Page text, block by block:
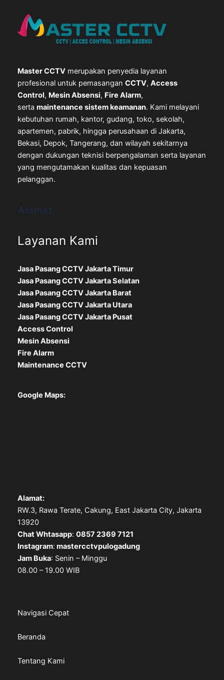
Master CCTV merupakan penyedia layanan
profesional untuk pemasangan CCTV, Access
Control, Mesin Absensi, Fire Alarm,
serta maintenance sistem keamanan. Kami melayani
kebutuhan rumah, kantor, gudang, toko, sekolah,
apartemen, pabrik, hingga perusahaan di Jakarta,
Bekasi, Depok, Tangerang, dan wilayah sekitarnya
dengan dukungan teknisi berpengalaman serta layanan
yang mengutamakan kualitas dan kepuasan
pelanggan.
Alamat
Layanan Kami
Jasa Pasang CCTV Jakarta Timur
Jasa Pasang CCTV Jakarta Selatan
Jasa Pasang CCTV Jakarta Barat
Jasa Pasang CCTV Jakarta Utara
Jasa Pasang CCTV Jakarta Pusat
Access Control
Mesin Absensi
Fire Alarm
Maintenance CCTV
Google Maps:
Alamat:
RW.3, Rawa Terate, Cakung, East Jakarta City, Jakarta
13920
Chat Whtasapp: 0857 2369 7121
Instagram: mastercctvpulogadung
Jam Buka: Senin – Minggu
08.00 – 19.00 WIB
Navigasi Cepat
Beranda
Tentang Kami